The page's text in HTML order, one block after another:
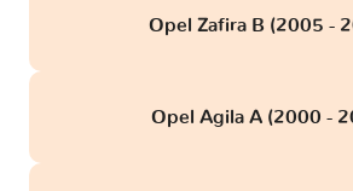
Opel Zafira B (2005 -
Opel Agila A (2000 -